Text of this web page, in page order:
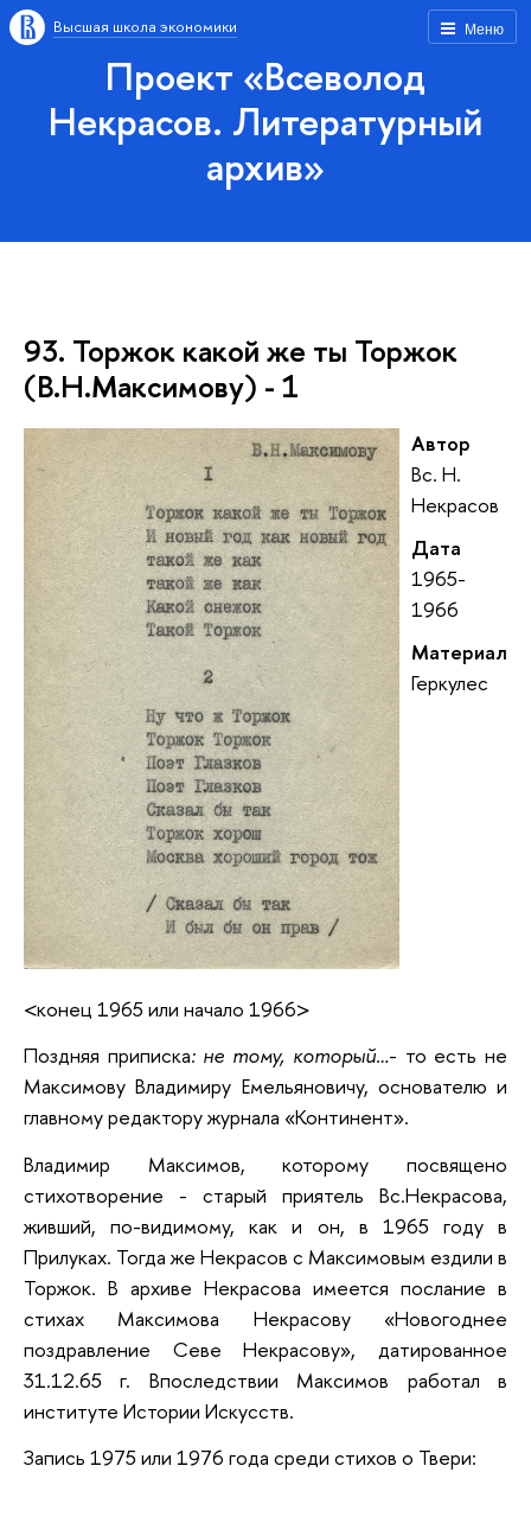
Меню
Высшая школа экономики
Проект «Всеволод
Некрасов. Литературный
архив»
93. Торжок какой же ты Торжок
(В.Н.Максимову) - 1
Автор
Вс. Н.
Некрасов
Дата
1965-
1966
Материал
Геркулес
<конец 1965 или начало 1966>
Поздняя приписка: не тому, который…- то есть не
Максимову Владимиру Емельяновичу, основателю и
главному редактору журнала «Континент».
Владимир Максимов, которому посвящено
стихотворение - старый приятель Вс.Некрасова,
живший, по-видимому, как и он, в 1965 году в
Прилуках. Тогда же Некрасов с Максимовым ездили в
Торжок. В архиве Некрасова имеется послание в
стихах Максимова Некрасову «Новогоднее
поздравление Севе Некрасову», датированное
31.12.65 г. Впоследствии Максимов работал в
институте Истории Искусств.
Запись 1975 или 1976 года среди стихов о Твери: